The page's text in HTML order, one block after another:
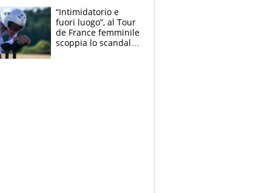
e Skerl
“Intimidatorio e
fuori luogo”, al Tour
de France femminile
scoppia lo scandalo: